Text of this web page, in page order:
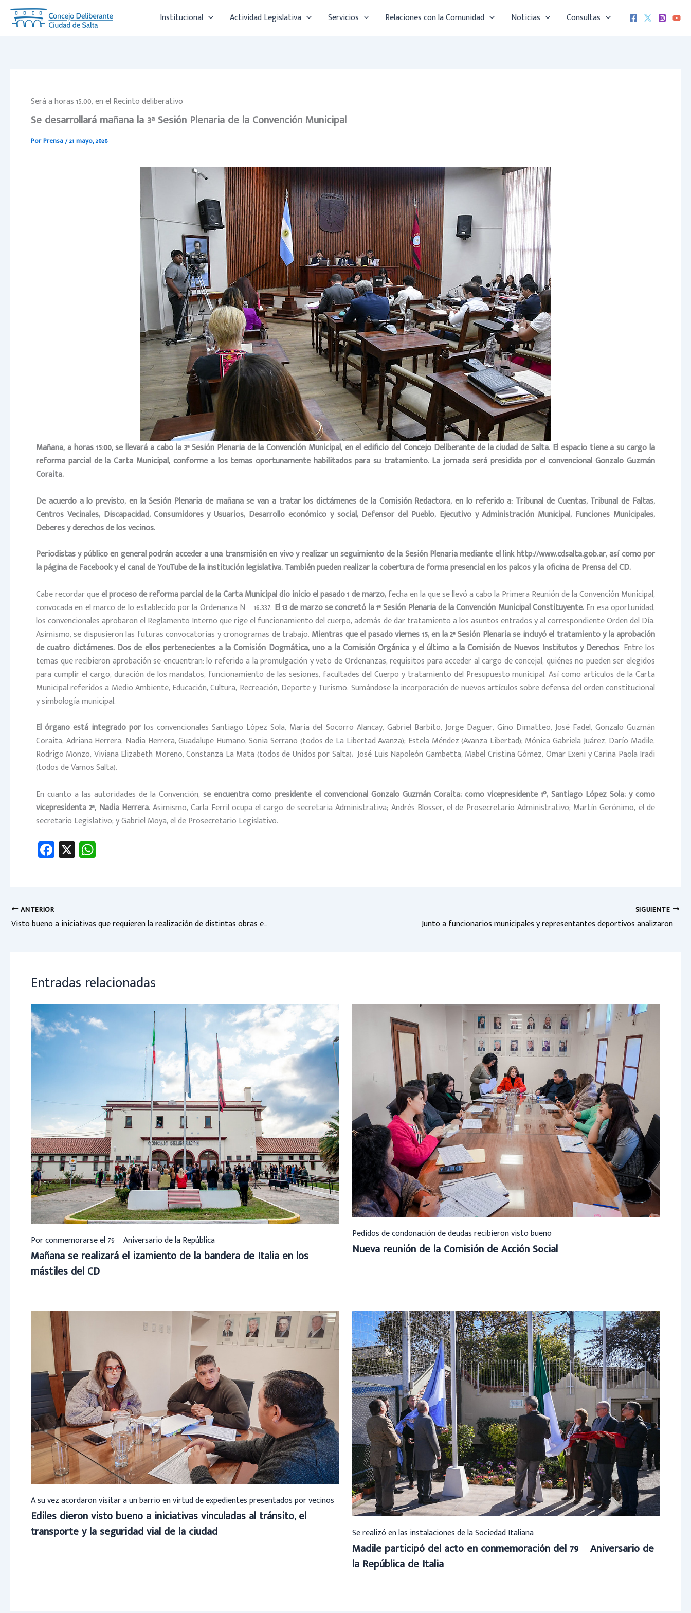
Institucional Actividad Legislativa Servicios Relaciones con la Comunidad Noticias Consultas
Será a horas 15.00, en el Recinto deliberativo
Se desarrollará mañana la 3ª Sesión Plenaria de la Convención Municipal
PorPrensa/21 mayo, 2026
Mañana, a horas 15:00, se llevará a cabo la 3ª Sesión Plenaria de la Convención Municipal, en el edificio del Concejo Deliberante de la ciudad de Salta. El espacio tiene a su cargo la
reforma parcial de la Carta Municipal, conforme a los temas oportunamente habilitados para su tratamiento. La jornada será presidida por el convencional Gonzalo Guzmán
Coraita.
De acuerdo a lo previsto, en la Sesión Plenaria de mañana se van a tratar los dictámenes de la Comisión Redactora, en lo referido a: Tribunal de Cuentas, Tribunal de Faltas,
Centros Vecinales, Discapacidad, Consumidores y Usuarios, Desarrollo económico y social, Defensor del Pueblo, Ejecutivo y Administración Municipal, Funciones Municipales,
Deberes y derechos de los vecinos.
Periodistas y público en general podrán acceder a una transmisión en vivo y realizar un seguimiento de la Sesión Plenaria mediante el link http://www.cdsalta.gob.ar, así como por
la página de Facebook y el canal de YouTube de la institución legislativa. También pueden realizar la cobertura de forma presencial en los palcos y la oficina de Prensa del CD.
Cabe recordar queel proceso de reforma parcial de la Carta Municipal dio inicio el pasado 1 de marzo,fecha en la que se llevó a cabo la Primera Reunión de la Convención Municipal,
convocada en el marco de lo establecido por la Ordenanza Nº 16.337. El 13 de marzo se concretó la 1ª Sesión Plenaria de la Convención Municipal Constituyente.En esa oportunidad,
los convencionales aprobaron el Reglamento Interno que rige el funcionamiento del cuerpo, además de dar tratamiento a los asuntos entrados y al correspondiente Orden del Día.
Asimismo, se dispusieron las futuras convocatorias y cronogramas de trabajo. Mientras que el pasado viernes 15, en la 2ª Sesión Plenaria se incluyó el tratamiento y la aprobación
de cuatro dictámenes. Dos de ellos pertenecientes a la Comisión Dogmática, uno a la Comisión Orgánica y el último a la Comisión de Nuevos Institutos y Derechos. Entre los
temas que recibieron aprobación se encuentran: lo referido a la promulgación y veto de Ordenanzas, requisitos para acceder al cargo de concejal, quiénes no pueden ser elegidos
para cumplir el cargo, duración de los mandatos, funcionamiento de las sesiones, facultades del Cuerpo y tratamiento del Presupuesto municipal. Así como artículos de la Carta
Municipal referidos a Medio Ambiente, Educación, Cultura, Recreación, Deporte y Turismo. Sumándose la incorporación de nuevos artículos sobre defensa del orden constitucional
y simbología municipal.
El órgano está integrado por los convencionales Santiago López Sola, María del Socorro Alancay, Gabriel Barbito, Jorge Daguer, Gino Dimatteo, José Fadel, Gonzalo Guzmán
Coraita, Adriana Herrera, Nadia Herrera, Guadalupe Humano, Sonia Serrano (todos de La Libertad Avanza); Estela Méndez (Avanza Libertad); Mónica Gabriela Juárez, Darío Madile,
Rodrigo Monzo, Viviana Elizabeth Moreno, Constanza La Mata (todos de Unidos por Salta); José Luis Napoleón Gambetta, Mabel Cristina Gómez, Omar Exeni y Carina Paola Iradi
(todos de Vamos Salta).
En cuanto a las autoridades de la Convención,se encuentra como presidente el convencional Gonzalo Guzmán Coraita; como vicepresidente 1°, Santiago López Sola; y como
vicepresidenta 2ª, Nadia Herrera.Asimismo, Carla Ferril ocupa el cargo de secretaria Administrativa; Andrés Blosser, el de Prosecretario Administrativo; Martín Gerónimo, el de
secretario Legislativo; y Gabriel Moya, el de Prosecretario Legislativo.
Fa
ce
ok
X
p
p
ANTERIOR
Visto bueno a iniciativas que requieren la realización de distintas obras en barrios de la ciudad
SIGUIENTE
Junto a funcionarios municipales y representantes deportivos analizaron la iniciativa que busca crear la Liga de Fútbol Municipal Amateur
Entradas relacionadas
Por conmemorarse el 79º Aniversario de la República
Mañana se realizará el izamiento de la bandera de Italia en los
mástiles del CD
Pedidos de condonación de deudas recibieron visto bueno
Nueva reunión de la Comisión de Acción Social
A su vez acordaron visitar a un barrio en virtud de expedientes presentados por vecinos
Ediles dieron visto bueno a iniciativas vinculadas al tránsito, el
transporte y la seguridad vial de la ciudad
Se realizó en las instalaciones de la Sociedad Italiana
Madile participó del acto en conmemoración del 79º Aniversario de
la República de Italia